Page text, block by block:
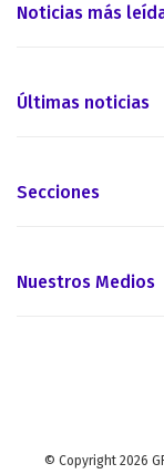
Noticias más
Últimas noticias
Secciones
Nuestros Medios
© Copyright 2026